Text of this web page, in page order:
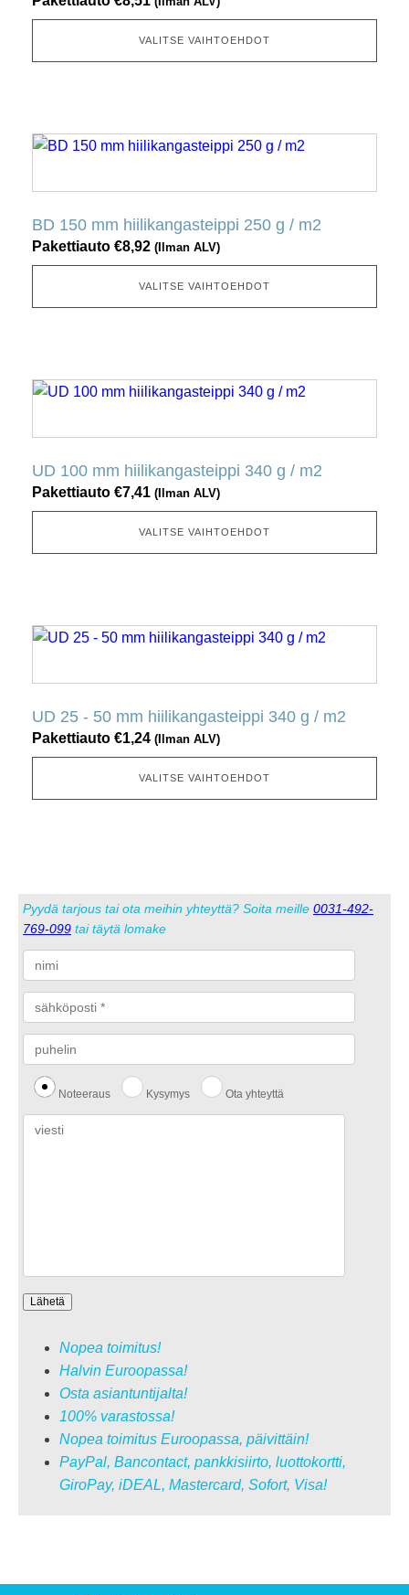
VALITSE VAIHTOEHDOT
voidaan
BD 150 mm hiilikangasteippi 250 g / m2
Pakettiauto €8,92 (Ilman ALV)
VALITSE VAIHTOEHDOT
Tällä
on
muunnelmia.
voidaan
UD 100 mm hiilikangasteippi 340 g / m2
Pakettiauto €7,41 (Ilman ALV)
VALITSE VAIHTOEHDOT
Tällä
on
muunnelmia.
voidaan
UD 25 - 50 mm hiilikangasteippi 340 g / m2
Pakettiauto €1,24 (Ilman ALV)
VALITSE VAIHTOEHDOT
Tällä
on
muunnelmia.
voidaan
Pyydä tarjous tai ota meihin yhteyttä? Soita meille 0031-492-
769-099 tai täytä lomake
Noteeraus Kysymys Ota yhteyttä
Nopea toimitus!
Halvin Euroopassa!
Osta asiantuntijalta!
100% varastossa!
Nopea toimitus Euroopassa, päivittäin!
PayPal, Bancontact, pankkisiirto, luottokortti,
GiroPay, iDEAL, Mastercard, Sofort, Visa!